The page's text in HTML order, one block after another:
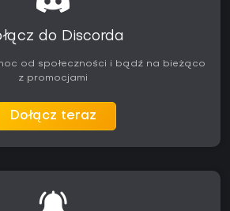
do Discorda
od społeczności i bądź na bieżąco
z promocjami
Dołącz teraz